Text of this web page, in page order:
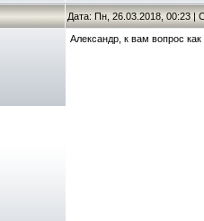
Дата: Пн, 26.03.2018, 00:23 |
Александр, к вам вопрос